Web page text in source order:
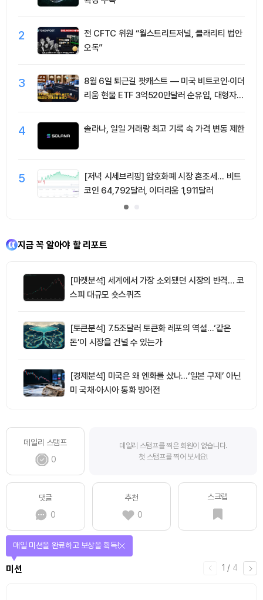
2
전 CFTC 위원 “월스트리트저널, 클래리티 법안
오독”
3
8월 6일 퇴근길 팟캐스트 — 미국 비트코인·이더
리움 현물 ETF 3억520만달러 순유입, 대형자산
4 솔라나, 일일 거래량 최고 기록 속 가격 변동 제한
5
[저녁 시세브리핑] 암호화폐 시장 혼조세… 비트
코인 64,792달러, 이더리움 1,911달러
지금 꼭 알아야 할 리포트
[마켓분석] 세계에서 가장 소외됐던 시장의 반격… 코
스피 대규모 숏스퀴즈
[토큰분석] 7.5조달러 토큰화 레포의 역설…‘같은
돈’이 시장을 건널 수 있는가
[경제분석] 미국은 왜 엔화를 샀나…‘일본 구제’ 아닌
미 국채·아시아 통화 방어전
데일리 스탬프
0
데일리 스탬프를 찍은 회원이 없습니다.
첫 스탬프를 찍어 보세요!
댓글
0
추천
0
스크랩
1 / 4
미션
매일 미션을 완료하고 보상을 획득!